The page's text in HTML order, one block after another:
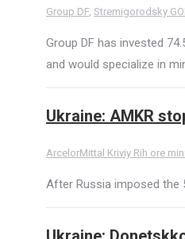
Group DF, Stremigorodsky
Group DF has invested
and would specialize in
Ukraine: AMKR
ArcelorMittal Kriviy Rih ore
After Russia imposed the